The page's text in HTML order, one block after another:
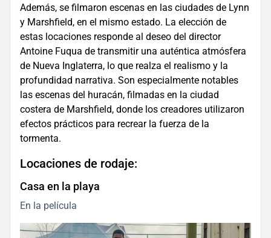
Además, se filmaron escenas en las ciudades de Lynn
y Marshfield, en el mismo estado. La elección de
estas locaciones responde al deseo del director
Antoine Fuqua de transmitir una auténtica atmósfera
de Nueva Inglaterra, lo que realza el realismo y la
profundidad narrativa. Son especialmente notables
las escenas del huracán, filmadas en la ciudad
costera de Marshfield, donde los creadores utilizaron
efectos prácticos para recrear la fuerza de la
tormenta.
Locaciones de rodaje:
Casa en la playa
En la película